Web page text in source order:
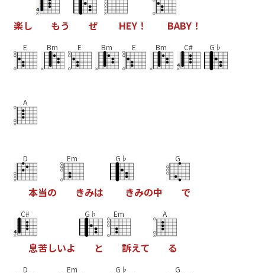
楽し もう ぜ HEY！ BABY ！
E Bm E Bm E Bm C# G♭
A
D
本当の
Em
きみは
G♭
きみの中
G
で
C#
息苦しいよ
G♭
と
Em
訴えて
A
る
D Em G♭ G